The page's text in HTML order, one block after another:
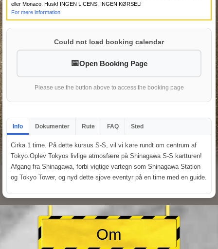
eller Monaco. Husk! INGEN LICENS, INGEN KØRSEL!
For mere information
Could not load booking calendar
Open Booking Page
Please use the button above to access the booking page
Info Dokumenter Rute FAQ Sted
Cirka 1 time. På dette kursus S-S, vil vi køre rundt om centrum af
Tokyo.Oplev Tokyos livlige atmosfære på Shinagawa S-S kartturen!
Afgang fra Shinagawa, forbi vigtige vartegn som Shinagawa Station
og Tokyo Tower, og nyd dette sjove eventyr på en time med en guide.
Om